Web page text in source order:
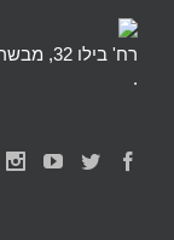
רח' בילו 32, מבשרת ציון (חצי שעה מהמרכז)
.